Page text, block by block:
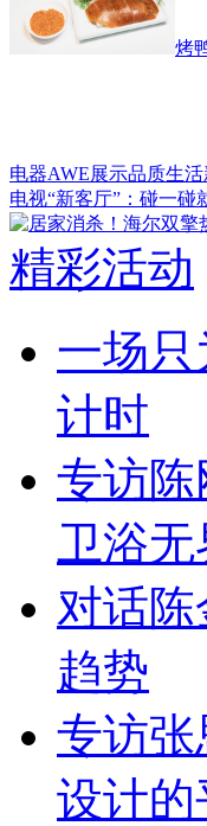
烤
电器AWE展示品质生
电视“新客厅”：碰一碰
精彩活动
一场
计时
专访
卫浴
对话
趋势
专访
设计